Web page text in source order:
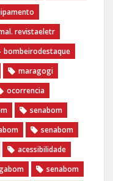
revistaeletr
bombeirodestaque
maragogi
ocorrencia
senabom
senabom
acessibilidade
senabom